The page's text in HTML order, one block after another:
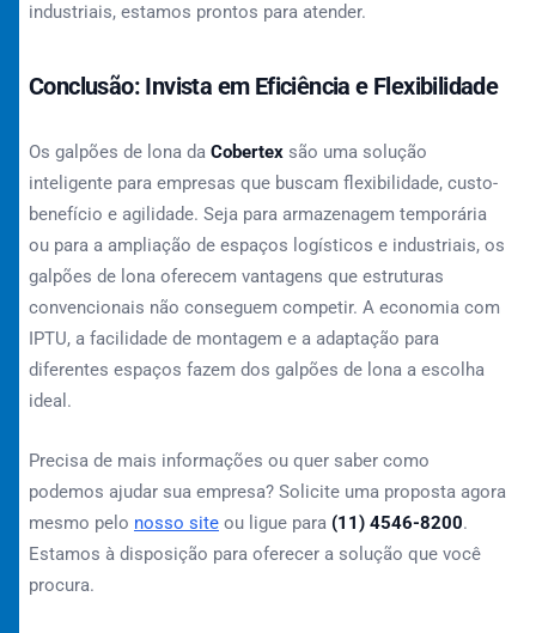
industriais, estamos prontos para atender.
Conclusão: Invista em Eficiência e Flexibilidade
Os galpões de lona da Cobertex são uma solução
inteligente para empresas que buscam flexibilidade, custo-
benefício e agilidade. Seja para armazenagem temporária
ou para a ampliação de espaços logísticos e industriais, os
galpões de lona oferecem vantagens que estruturas
convencionais não conseguem competir. A economia com
IPTU, a facilidade de montagem e a adaptação para
diferentes espaços fazem dos galpões de lona a escolha
ideal.
Precisa de mais informações ou quer saber como
podemos ajudar sua empresa? Solicite uma proposta agora
mesmo pelo nosso site ou ligue para (11) 4546-8200.
Estamos à disposição para oferecer a solução que você
procura.